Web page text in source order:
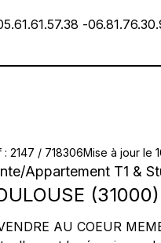
-
: 2147 / 718306Mise à jour le
/Appartement T1 &
(31000)
AU COEUR MEME DE TOULOUSE